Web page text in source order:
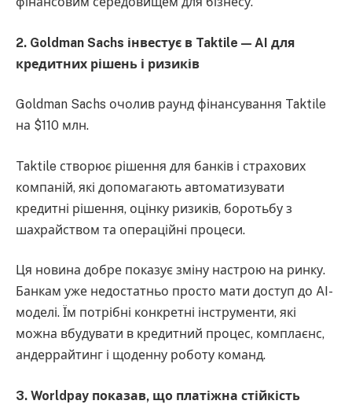
2. Goldman Sachs інвестує в Taktile — AI для
кредитних рішень і ризиків
Goldman Sachs очолив раунд фінансування Taktile
на $110 млн.
Taktile створює рішення для банків і страхових
компаній, які допомагають автоматизувати
кредитні рішення, оцінку ризиків, боротьбу з
шахрайством та операційні процеси.
Ця новина добре показує зміну настрою на ринку.
Банкам уже недостатньо просто мати доступ до AI-
моделі. Їм потрібні конкретні інструменти, які
можна вбудувати в кредитний процес, комплаєнс,
андеррайтинг і щоденну роботу команд.
3. Worldpay показав, що платіжна стійкість